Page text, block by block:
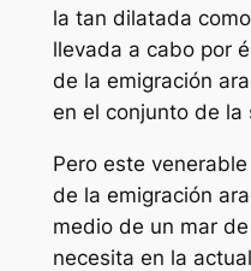
la tan dilatada
llevada a cabo por
de la emigración
en el conjunto de la
Pero este
de la emigración
medio de un mar
necesita en la